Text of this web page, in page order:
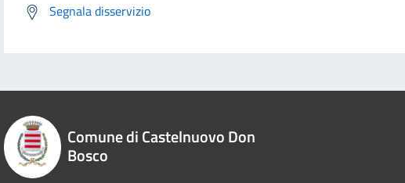
Segnala disservizio
Comune di Castelnuovo Don
Bosco